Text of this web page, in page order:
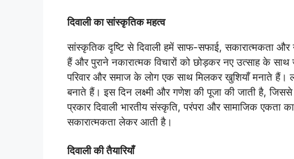
दिवाली का सांस्कृतिक महत्व
सांस्कृतिक दृष्टि से दिवाली हमें साफ-सफाई, सकारात्मकता
हैं और पुराने नकारात्मक विचारों को छोड़कर नए उत्साह के
परिवार और समाज के लोग एक साथ मिलकर खुशियाँ मनाते हैं।
बनाते हैं। इस दिन लक्ष्मी और गणेश की पूजा की जाती है,
प्रकार दिवाली भारतीय संस्कृति, परंपरा और सामाजिक
सकारात्मकता लेकर आती है।
दिवाली की तैयारियाँ